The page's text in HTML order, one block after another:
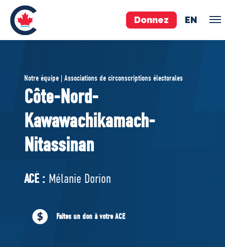
Donnez EN
ÉQUIPE
Pierre Poilievre
Vos députés conservateurs
Cabinet fantôme
Exécutif national
ACÉ
À PROPOS
Notre équipe | Associations de circonscriptions électorales
Côte-Nord-
Kawawachikamach-
Nitassinan
ACÉ : Mélanie Dorion
Faites un don à votre ACÉ